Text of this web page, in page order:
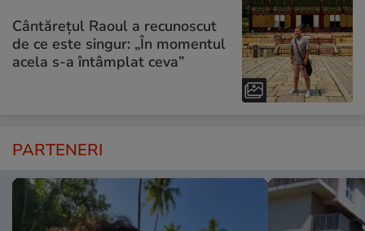
Cântărețul Raoul a recunoscut
de ce este singur: „În momentul
acela s-a întâmplat ceva”
PARTENERI